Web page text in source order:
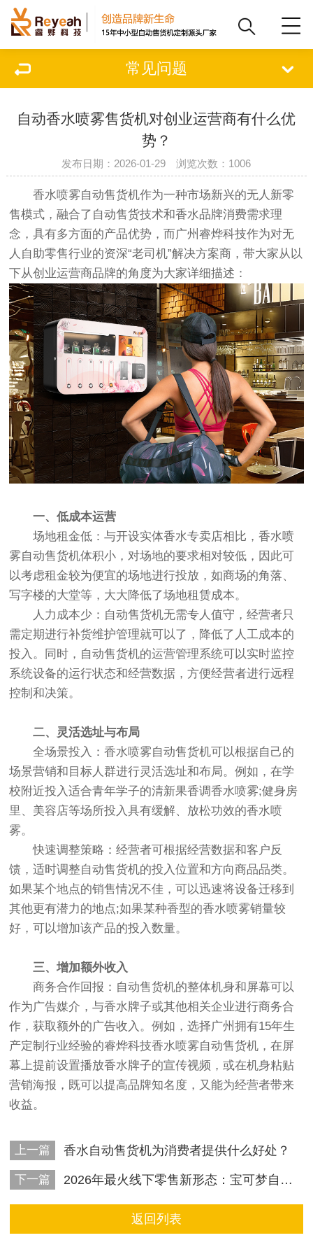
常见问题
自动香水喷雾售货机对创业运营商有什么优
势？
发布日期：2026-01-29 浏览次数：1006
香水喷雾自动售货机作为一种市场新兴的无人新零
售模式，融合了自动售货技术和香水品牌消费需求理
念，具有多方面的产品优势，而广州睿烨科技作为对无
人自助零售行业的资深“老司机”解决方案商，带大家从以
下从创业运营商品牌的角度为大家详细描述：
一、低成本运营
场地租金低：与开设实体香水专卖店相比，香水喷
雾自动售货机体积小，对场地的要求相对较低，因此可
以考虑租金较为便宜的场地进行投放，如商场的角落、
写字楼的大堂等，大大降低了场地租赁成本。
人力成本少：自动售货机无需专人值守，经营者只
需定期进行补货维护管理就可以了，降低了人工成本的
投入。同时，自动售货机的运营管理系统可以实时监控
系统设备的运行状态和经营数据，方便经营者进行远程
控制和决策。
二、灵活选址与布局
全场景投入：香水喷雾自动售货机可以根据自己的
场景营销和目标人群进行灵活选址和布局。例如，在学
校附近投入适合青年学子的清新果香调香水喷雾;健身房
里、美容店等场所投入具有缓解、放松功效的香水喷
雾。
快速调整策略：经营者可根据经营数据和客户反
馈，适时调整自动售货机的投入位置和方向商品品类。
如果某个地点的销售情况不佳，可以迅速将设备迁移到
其他更有潜力的地点;如果某种香型的香水喷雾销量较
好，可以增加该产品的投入数量。
三、增加额外收入
商务合作回报：自动售货机的整体机身和屏幕可以
作为广告媒介，与香水牌子或其他相关企业进行商务合
作，获取额外的广告收入。例如，选择广州拥有15年生
产定制行业经验的睿烨科技香水喷雾自动售货机，在屏
幕上提前设置播放香水牌子的宣传视频，或在机身粘贴
营销海报，既可以提高品牌知名度，又能为经营者带来
收益。
上一篇 香水自动售货机为消费者提供什么好处？
下一篇 2026年最火线下零售新形态：宝可梦自动售货机为什么爆了？
返回列表